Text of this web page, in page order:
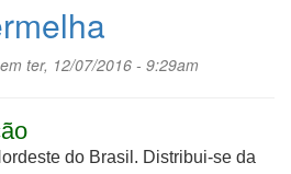
ter, 12/07/2016 - 9:29am
do Brasil. Distribui-se da